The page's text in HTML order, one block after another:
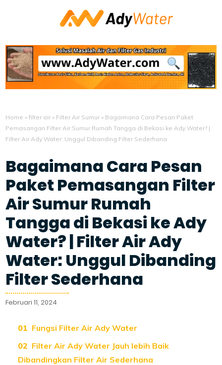
Home »filter air » Filter Air Sumur » Bagaimana Cara Pesan Paket
Pemasangan Filter Air Sumur Rumah Tangga di Bekasi ke Ady Water? |
Filter Air Ady Water: Unggul Dibanding Filter Sederhana
Bagaimana Cara Pesan
Paket Pemasangan Filter
Air Sumur Rumah
Tangga di Bekasi ke Ady
Water? | Filter Air Ady
Water: Unggul Dibanding
Filter Sederhana
Februari 11, 2024
Fungsi Filter Air Ady Water
Filter Air Ady Water Jauh lebih Baik
Dibandingkan Filter Air Sederhana